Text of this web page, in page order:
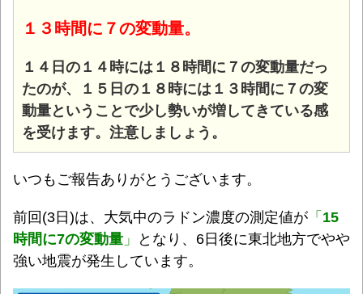
１３時間に７の変動量。
１４日の１４時には１８時間に７の変動量だっ
たのが、１５日の１８時には１３時間に７の変
動量ということで少し勢いが増してきている感
を受けます。注意しましょう。
いつもご報告ありがとうございます。
前回(3日)は、大気中のラドン濃度の測定値が 「 15
時間に7の変動量 」
となり、6日後に東北地方でやや
強い地震が発生しています。